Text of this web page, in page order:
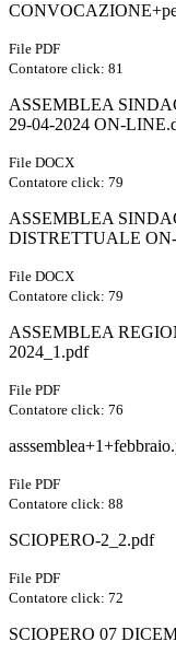
File PDF
Contatore click: 81
ASSEMBLEA
29-04-2024 ON-
File DOCX
Contatore click: 79
ASSEMBLEA
DISTRETTUALE
File DOCX
Contatore click: 79
ASSEMBLEA
2024_1.pdf
File PDF
Contatore click: 76
File PDF
Contatore click: 88
SCIOPERO-2_2.pdf
File PDF
Contatore click: 72
SCIOPERO 07